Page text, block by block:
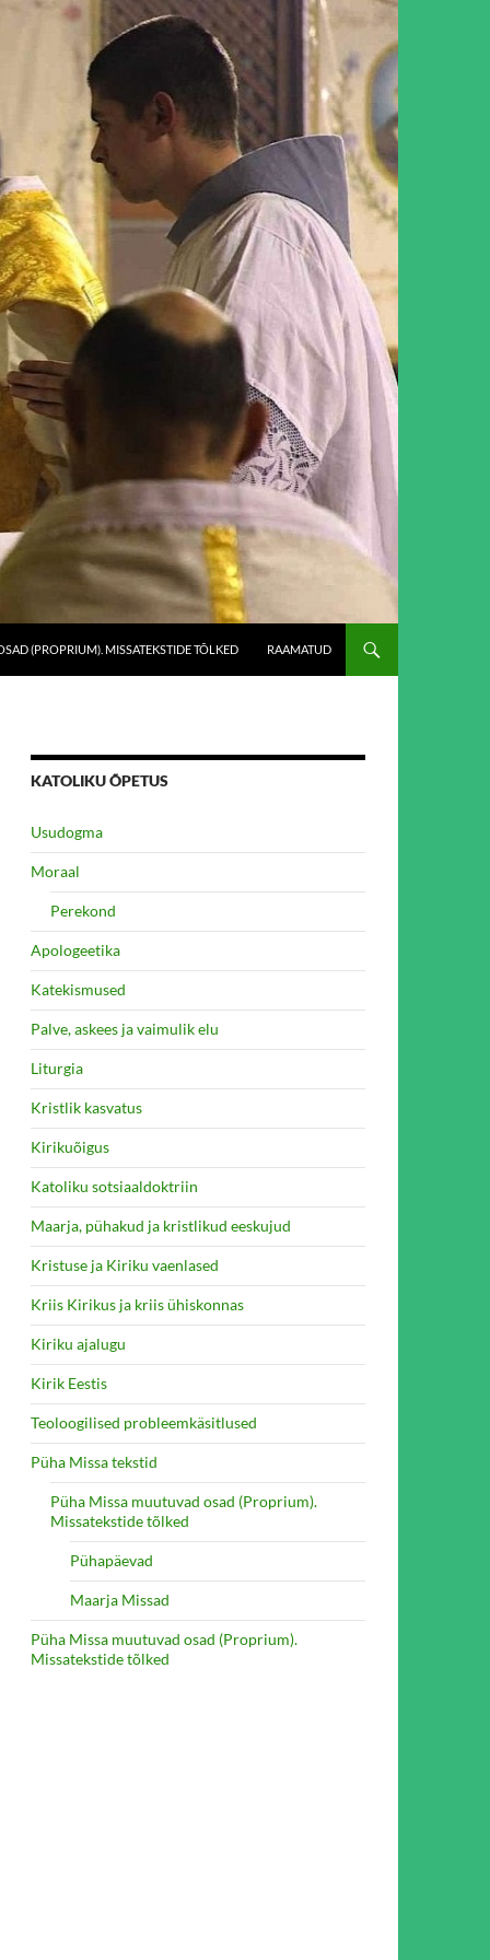
(PROPRIUM). MISSATEKSTIDE TÕLKED RAAMATUD
KATOLIKU ÕPETUS
Usudogma
Moraal
Perekond
Apologeetika
Katekismused
Palve, askees ja vaimulik elu
Liturgia
Kristlik kasvatus
Kirikuõigus
Katoliku sotsiaaldoktriin
Maarja, pühakud ja kristlikud eeskujud
Kristuse ja Kiriku vaenlased
Kriis Kirikus ja kriis ühiskonnas
Kiriku ajalugu
Kirik Eestis
Teoloogilised probleemkäsitlused
Püha Missa tekstid
Püha Missa muutuvad osad (Proprium).
Missatekstide tõlked
Pühapäevad
Maarja Missad
Püha Missa muutuvad osad (Proprium).
Missatekstide tõlked